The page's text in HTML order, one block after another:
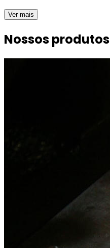
Ver mais
Nossos produtos